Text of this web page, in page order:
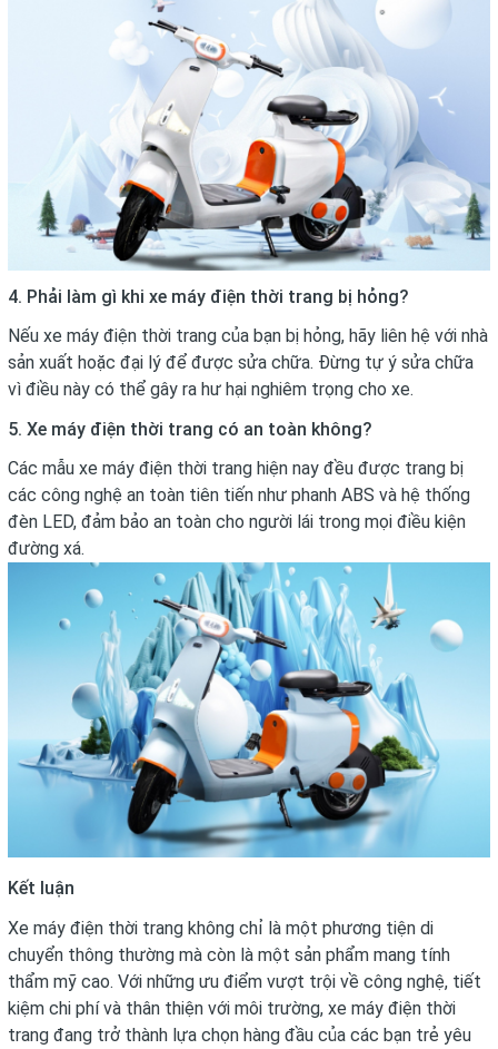
4. Phải làm gì khi xe máy điện thời trang bị hỏng?
Nếu xe máy điện thời trang của bạn bị hỏng, hãy liên hệ với nhà
sản xuất hoặc đại lý để được sửa chữa. Đừng tự ý sửa chữa
vì điều này có thể gây ra hư hại nghiêm trọng cho xe.
5. Xe máy điện thời trang có an toàn không?
Các mẫu xe máy điện thời trang hiện nay đều được trang bị
các công nghệ an toàn tiên tiến như phanh ABS và hệ thống
đèn LED, đảm bảo an toàn cho người lái trong mọi điều kiện
đường xá.
Kết luận
Xe máy điện thời trang không chỉ là một phương tiện di
chuyển thông thường mà còn là một sản phẩm mang tính
thẩm mỹ cao. Với những ưu điểm vượt trội về công nghệ, tiết
kiệm chi phí và thân thiện với môi trường, xe máy điện thời
trang đang trở thành lựa chọn hàng đầu của các bạn trẻ yêu